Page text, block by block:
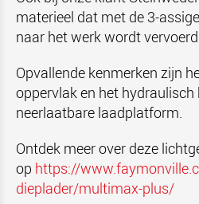
materieel dat met de 3-
naar het werk wordt
Opvallende kenmerken zijn
oppervlak en het hydraulisch
neerlaatbare laadplatform.
Ontdek meer over deze
op https://
dieplader/multimax-plus/